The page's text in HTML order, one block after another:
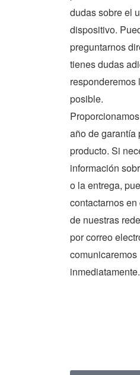
dudas sobre el
dispositivo.
preguntarnos
tienes dudas
responderemos
posible.
año de garantía
producto. Si
información
o la entrega,
contactarnos
de nuestras
por correo
comunicaremos
inmediatamente.